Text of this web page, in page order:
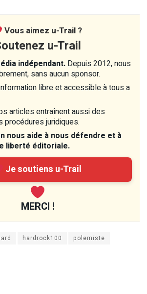
Vous aimez u-Trail ?
u-Trail
indépendant. Depuis 2012, nous
sans aucun sponsor.
libre et accessible à tous a
articles entraînent aussi des
procédures juridiques.
nous aide à nous défendre et à
liberté éditoriale.
Je soutiens u-Trail
MERCI !
hardrock100 polemiste